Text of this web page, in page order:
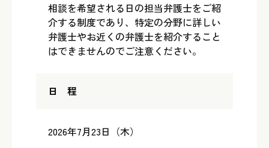
相談を希望される日の担当弁護士をご紹
介する制度であり、特定の分野に詳しい
弁護士やお近くの弁護士を紹介すること
はできませんのでご注意ください。
日 程
2026年7月23日（木）